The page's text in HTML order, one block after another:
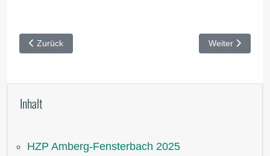
Vorheriger Beitrag: HZP Nördlingen 2025
Zurück Nächster
Weiter
Inhalt
HZP Amberg-Fensterbach 2025